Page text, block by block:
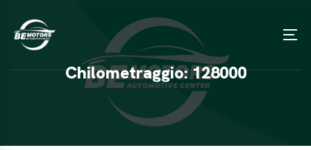
Chilometraggio: 128000